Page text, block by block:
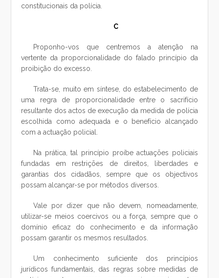
constitucionais da polícia.
C
Proponho-vos que centremos a atenção na
vertente da proporcionalidade do falado princípio da
proibição do excesso.
Trata-se, muito em síntese, do estabelecimento de
uma regra de proporcionalidade entre o sacrifício
resultante dos actos de execução da medida de polícia
escolhida como adequada e o benefício alcançado
com a actuação policial.
Na prática, tal princípio proíbe actuações policiais
fundadas em restrições de direitos, liberdades e
garantias dos cidadãos, sempre que os objectivos
possam alcançar-se por métodos diversos.
Vale por dizer que não devem, nomeadamente,
utilizar-se meios coercivos ou a força, sempre que o
domínio eficaz do conhecimento e da informação
possam garantir os mesmos resultados.
Um conhecimento suficiente dos princípios
jurídicos fundamentais, das regras sobre medidas de